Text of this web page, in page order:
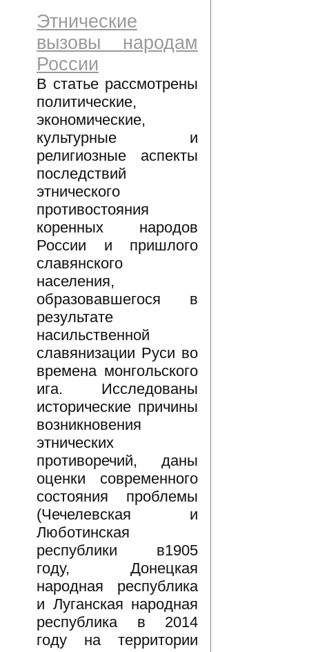
Этнические
вызовы народам
России
В статье рассмотрены
политические,
экономические,
культурные и
религиозные аспекты
последствий
этнического
противостояния
коренных народов
России и пришлого
славянского
населения,
образовавшегося в
результате
насильственной
славянизации Руси во
времена монгольского
ига. Исследованы
исторические причины
возникновения
этнических
противоречий, даны
оценки современного
состояния проблемы
(Чечелевская и
Люботинская
республики в1905
году, Донецкая
народная республика
и Луганская народная
республика в 2014
году на территории